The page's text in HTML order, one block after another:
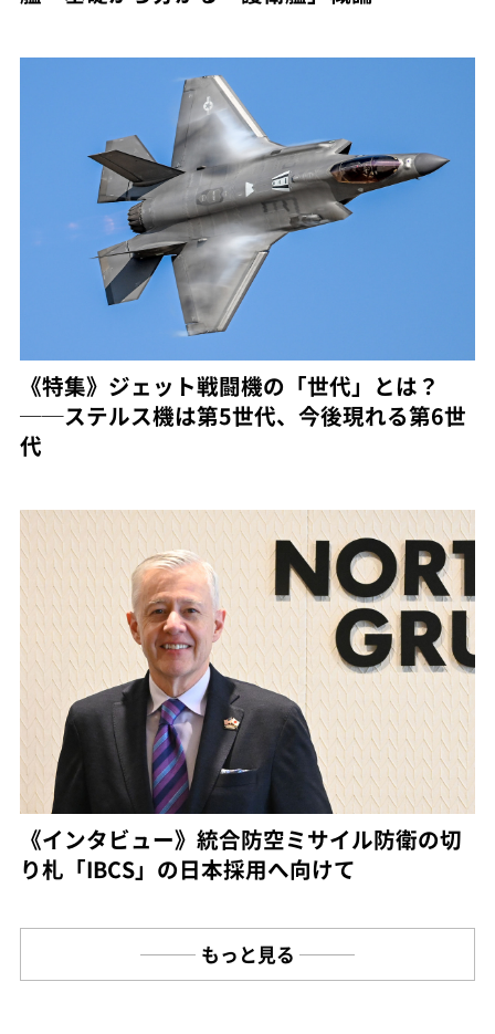
《特集》ジェット戦闘機の「世代」とは？
──ステルス機は第5世代、今後現れる第6世
代
《インタビュー》統合防空ミサイル防衛の切
り札「IBCS」の日本採用へ向けて
もっと見る